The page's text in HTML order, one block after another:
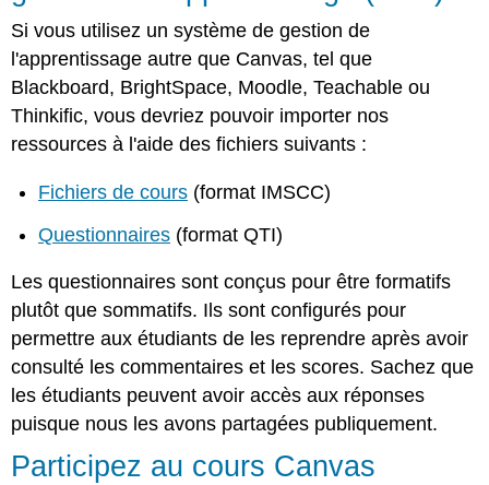
Si vous utilisez un système de gestion de
l'apprentissage autre que Canvas, tel que
Blackboard, BrightSpace, Moodle, Teachable ou
Thinkific, vous devriez pouvoir importer nos
ressources à l'aide des fichiers suivants :
Fichiers de cours (format IMSCC)
Questionnaires (format QTI)
Les questionnaires sont conçus pour être formatifs
plutôt que sommatifs. Ils sont configurés pour
permettre aux étudiants de les reprendre après avoir
consulté les commentaires et les scores. Sachez que
les étudiants peuvent avoir accès aux réponses
puisque nous les avons partagées publiquement.
Participez au cours Canvas